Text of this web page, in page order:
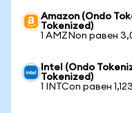
Amazon (Ondo
Tokenized)
1 AMZNon равен
Intel (Ondo
Tokenized)
1 INTCon равен